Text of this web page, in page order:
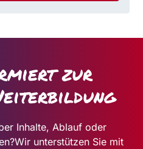
zur
Inhalte, Ablauf oder
Wir unterstützen Sie mit